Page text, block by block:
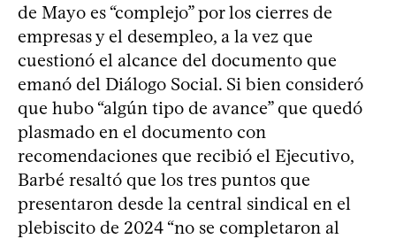
de Mayo es “complejo” por los cierres de
empresas y el desempleo, a la vez que
cuestionó el alcance del documento que
emanó del Diálogo Social. Si bien consideró
que hubo “algún tipo de avance” que quedó
plasmado en el documento con
recomendaciones que recibió el Ejecutivo,
Barbé resaltó que los tres puntos que
presentaron desde la central sindical en el
plebiscito de 2024 “no se completaron al